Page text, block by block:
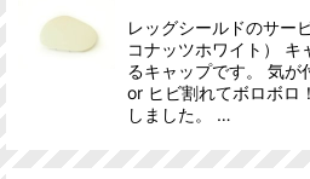
レッグシールドのサー
コナッツホワイト） キ
るキャップです。 気が
or ヒビ割れてボロボロ
しました。 …